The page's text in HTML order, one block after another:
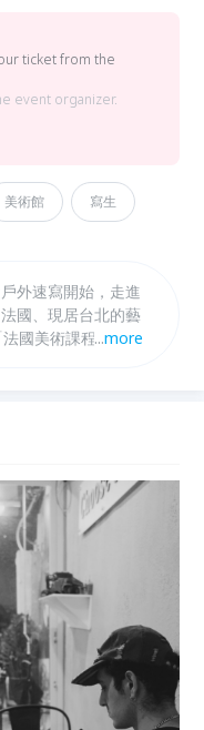
ticket from the
event organizer.
美術館 寫生
外速寫開始，走進
國、現居台北的藝
國美術課程」中
在法國求學時期
...more